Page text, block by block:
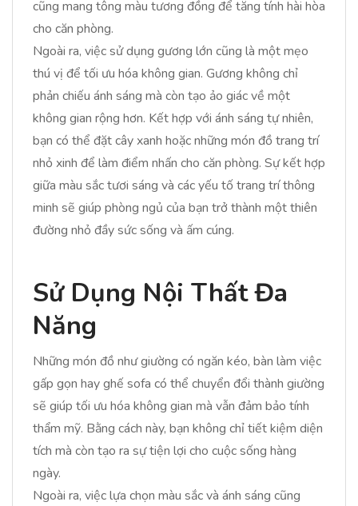
cũng mang tông màu tương đồng để tăng tính hài hòa
cho căn phòng.
Ngoài ra, việc sử dụng gương lớn cũng là một mẹo
thú vị để tối ưu hóa không gian. Gương không chỉ
phản chiếu ánh sáng mà còn tạo ảo giác về một
không gian rộng hơn. Kết hợp với ánh sáng tự nhiên,
bạn có thể đặt cây xanh hoặc những món đồ trang trí
nhỏ xinh để làm điểm nhấn cho căn phòng. Sự kết hợp
giữa màu sắc tươi sáng và các yếu tố trang trí thông
minh sẽ giúp phòng ngủ của bạn trở thành một thiên
đường nhỏ đầy sức sống và ấm cúng.
Sử Dụng Nội Thất Đa
Năng
Những món đồ như giường có ngăn kéo, bàn làm việc
gấp gọn hay ghế sofa có thể chuyển đổi thành giường
sẽ giúp tối ưu hóa không gian mà vẫn đảm bảo tính
thẩm mỹ. Bằng cách này, bạn không chỉ tiết kiệm diện
tích mà còn tạo ra sự tiện lợi cho cuộc sống hàng
ngày.
Ngoài ra, việc lựa chọn màu sắc và ánh sáng cũng